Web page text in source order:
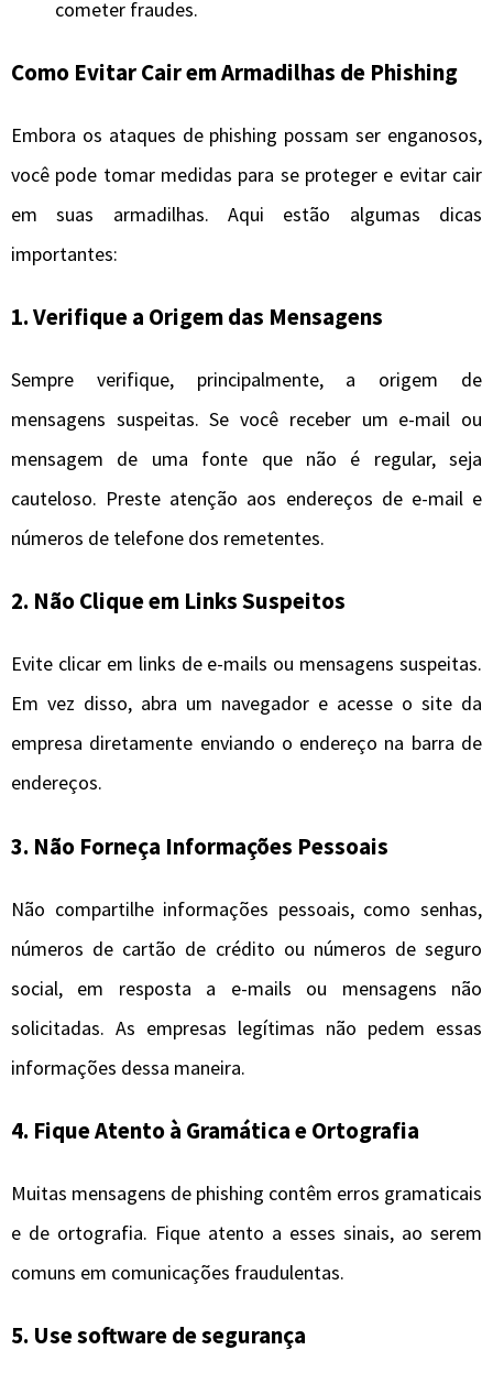
cometer fraudes.
Como Evitar Cair em Armadilhas de Phishing
Embora os ataques de phishing possam ser enganosos,
você pode tomar medidas para se proteger e evitar cair
em suas armadilhas. Aqui estão algumas dicas
importantes:
1. Verifique a Origem das Mensagens
Sempre verifique, principalmente, a origem de
mensagens suspeitas. Se você receber um e-mail ou
mensagem de uma fonte que não é regular, seja
cauteloso. Preste atenção aos endereços de e-mail e
números de telefone dos remetentes.
2. Não Clique em Links Suspeitos
Evite clicar em links de e-mails ou mensagens suspeitas.
Em vez disso, abra um navegador e acesse o site da
empresa diretamente enviando o endereço na barra de
endereços.
3. Não Forneça Informações Pessoais
Não compartilhe informações pessoais, como senhas,
números de cartão de crédito ou números de seguro
social, em resposta a e-mails ou mensagens não
solicitadas. As empresas legítimas não pedem essas
informações dessa maneira.
4. Fique Atento à Gramática e Ortografia
Muitas mensagens de phishing contêm erros gramaticais
e de ortografia. Fique atento a esses sinais, ao serem
comuns em comunicações fraudulentas.
5. Use software de segurança